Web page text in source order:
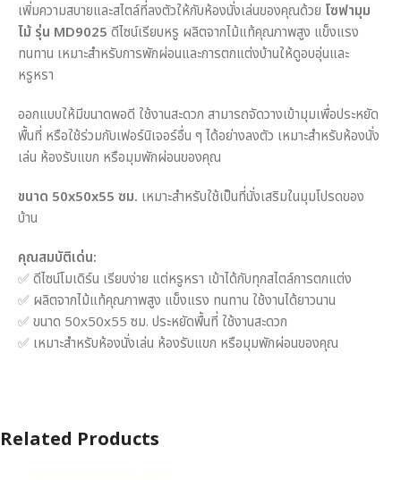
เพิ่มความสบายและสไตล์ที่ลงตัวให้กับห้องนั่งเล่นของคุณด้วย โซฟามุม
ไม้ รุ่น MD9025 ดีไซน์เรียบหรู ผลิตจากไม้แท้คุณภาพสูง แข็งแรง
ทนทาน เหมาะสำหรับการพักผ่อนและการตกแต่งบ้านให้ดูอบอุ่นและ
หรูหรา
ออกแบบให้มีขนาดพอดี ใช้งานสะดวก สามารถจัดวางเข้ามุมเพื่อประหยัด
พื้นที่ หรือใช้ร่วมกับเฟอร์นิเจอร์อื่น ๆ ได้อย่างลงตัว เหมาะสำหรับห้องนั่ง
เล่น ห้องรับแขก หรือมุมพักผ่อนของคุณ
ขนาด 50x50x55 ซม. เหมาะสำหรับใช้เป็นที่นั่งเสริมในมุมโปรดของ
บ้าน
คุณสมบัติเด่น:
✅ ดีไซน์โมเดิร์น เรียบง่าย แต่หรูหรา เข้าได้กับทุกสไตล์การตกแต่ง
✅ ผลิตจากไม้แท้คุณภาพสูง แข็งแรง ทนทาน ใช้งานได้ยาวนาน
✅ ขนาด 50x50x55 ซม. ประหยัดพื้นที่ ใช้งานสะดวก
✅ เหมาะสำหรับห้องนั่งเล่น ห้องรับแขก หรือมุมพักผ่อนของคุณ
Related Products